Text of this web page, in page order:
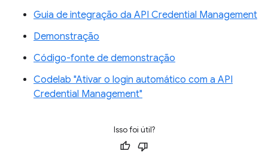
Guia de integração da API Credential Management
Demonstração
Código-fonte de demonstração
Codelab "Ativar o login automático com a API
Credential Management"
Isso foi útil?